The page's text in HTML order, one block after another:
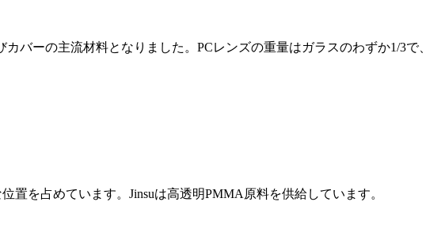
バーの主流材料となりました。PCレンズの重量はガラスのわずか1/3で、
を占めています。Jinsuは高透明PMMA原料を供給しています。